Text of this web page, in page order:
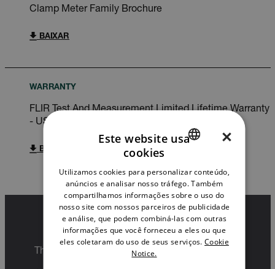
Clamp Meter Family Brochure
BAIXAR
WARRANTY
FLIR Test And Measurement Limited Lifetime Warranty
- US Only
BAIXAR
Export Restrictions
The information contained in this page pertains
GERMAN
FRENCH
SPANISH
PORTUGUESE
×
Este website usa
cookies
Utilizamos cookies para personalizar conteúdo,
anúncios e analisar nosso tráfego. Também
compartilhamos informações sobre o uso do
nosso site com nossos parceiros de publicidade
e análise, que podem combiná-las com outras
informações que você forneceu a eles ou que
eles coletaram do uso de seus serviços. Cookie
Notice.